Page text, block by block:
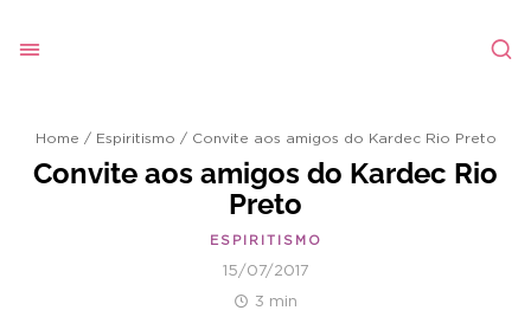
Home / Espiritismo / Convite aos amigos do Kardec Rio Preto
Convite aos amigos do Kardec Rio
Preto
ESPIRITISMO
15/07/2017
3 min